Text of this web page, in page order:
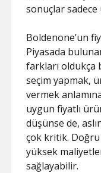
sonuçlar sadece
Boldenone’un
Piyasada
farkları oldukça
seçim yapmak,
vermek
uygun fiyatlı
düşünse de,
çok kritik. Doğru
yüksek
sağlayabilir.